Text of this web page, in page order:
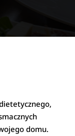
domu.